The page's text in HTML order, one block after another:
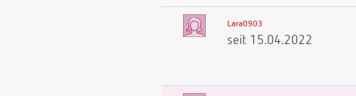
Lara0903
seit 15.04.2022